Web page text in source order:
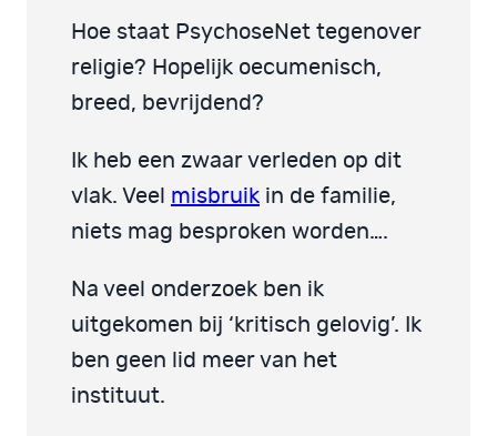
Hoe staat PsychoseNet tegenover
religie? Hopelijk oecumenisch,
breed, bevrijdend?
Ik heb een zwaar verleden op dit
vlak. Veel misbruik in de familie,
niets mag besproken worden….
Na veel onderzoek ben ik
uitgekomen bij ‘kritisch gelovig’. Ik
ben geen lid meer van het
instituut.